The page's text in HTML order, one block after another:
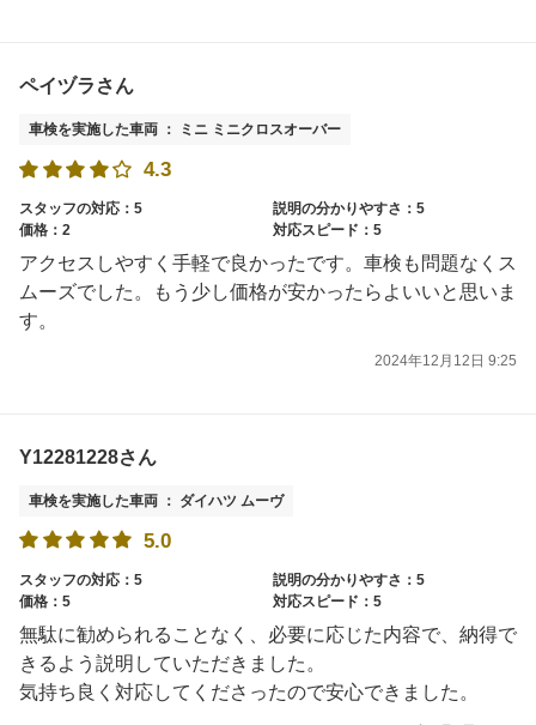
ペイヅラさん
車検を実施した車両 ： ミニ ミニクロスオーバー
4.3
スタッフの対応：5
説明の分かりやすさ：5
価格：2
対応スピード：5
アクセスしやすく手軽で良かったです。車検も問題なくス
ムーズでした。もう少し価格が安かったらよいいと思いま
す。
2024年12月12日 9:25
Y12281228さん
車検を実施した車両 ： ダイハツ ムーヴ
5.0
スタッフの対応：5
説明の分かりやすさ：5
価格：5
対応スピード：5
無駄に勧められることなく、必要に応じた内容で、納得で
きるよう説明していただきました。
気持ち良く対応してくださったので安心できました。